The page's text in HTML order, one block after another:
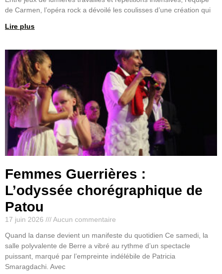
de Carmen, l’opéra rock a dévoilé les coulisses d’une création qui
Lire plus
Femmes Guerrières :
L’odyssée chorégraphique de
Patou
17 juin 2026
Aucun commentaire
Quand la danse devient un manifeste du quotidien Ce samedi, la
salle polyvalente de Berre a vibré au rythme d’un spectacle
puissant, marqué par l’empreinte indélébile de Patricia
Smaragdachi. Avec